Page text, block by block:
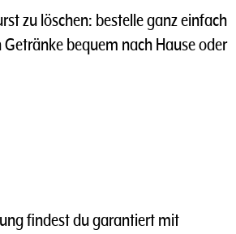
zu löschen: bestelle ganz einfach
bequem nach Hause oder
findest du garantiert mit